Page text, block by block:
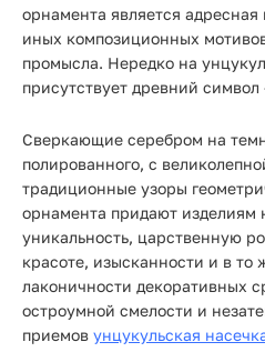
орнамента является
иных композиционных
промысла. Нередко на
присутствует древний
Сверкающие серебром на
полированного, с
традиционные узоры
орнамента придают изделиям
уникальность, царственную
красоте, изысканности и в то
лаконичности декоративных
остроумной смелости и
приемов унцукульская